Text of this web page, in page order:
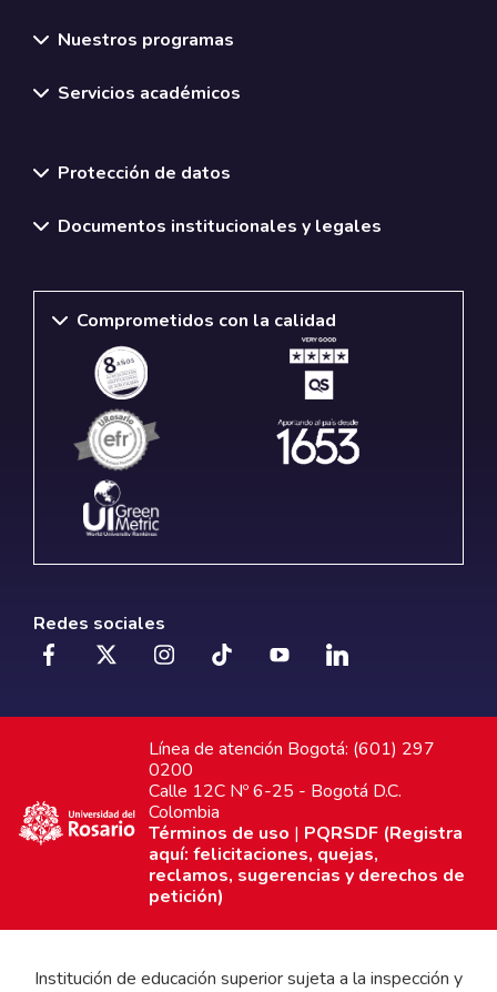
Nuestros programas
Servicios académicos
Protección de datos
Documentos institucionales y legales
Comprometidos con la calidad
Redes sociales
Línea de atención Bogotá: (601) 297
0200
Calle 12C Nº 6-25 - Bogotá D.C.
Colombia
Términos de uso | PQRSDF (Registra
aquí: felicitaciones, quejas,
reclamos, sugerencias y derechos de
petición)
Institución de educación superior sujeta a la inspección y